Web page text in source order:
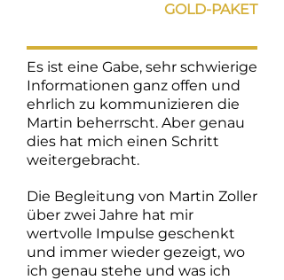
GOLD-PAKET
Es ist eine Gabe, sehr schwierige
Informationen ganz offen und
ehrlich zu kommunizieren die
Martin beherrscht. Aber genau
dies hat mich einen Schritt
weitergebracht.
Die Begleitung von Martin Zoller
über zwei Jahre hat mir
wertvolle Impulse geschenkt
und immer wieder gezeigt, wo
ich genau stehe und was ich